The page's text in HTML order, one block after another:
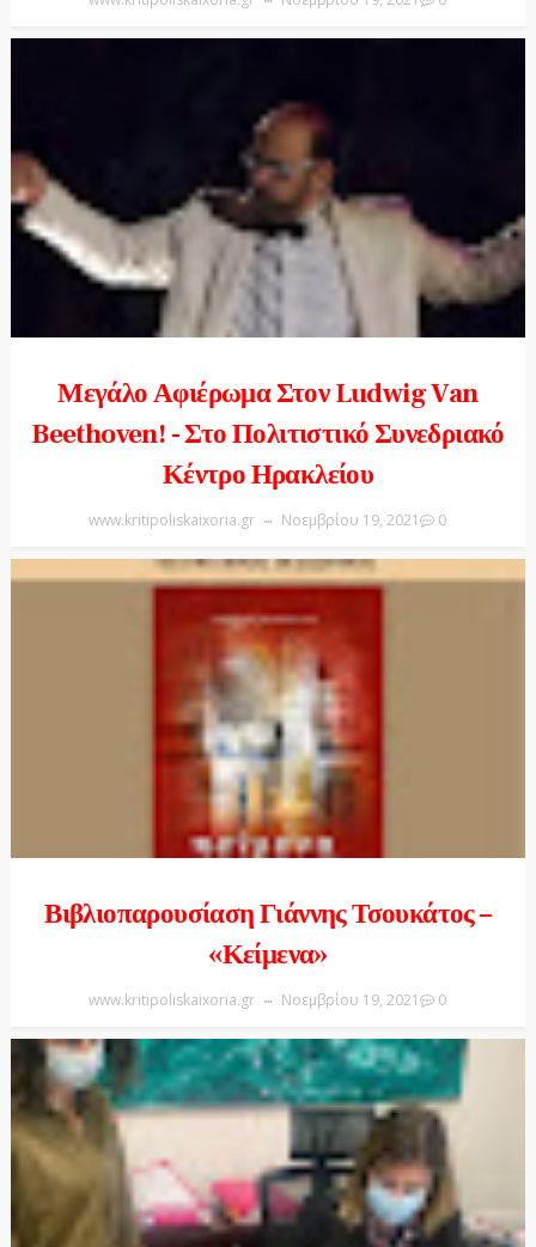
Μεγάλο Αφιέρωμα Στον Ludwig Van
Beethoven! - Στο Πολιτιστικό Συνεδριακό
Κέντρο Ηρακλείου
www.kritipoliskaixoria.gr Νοεμβρίου 19, 2021 0
Βιβλιοπαρουσίαση Γιάννης Τσουκάτος –
«Κείμενα»
www.kritipoliskaixoria.gr Νοεμβρίου 19, 2021 0